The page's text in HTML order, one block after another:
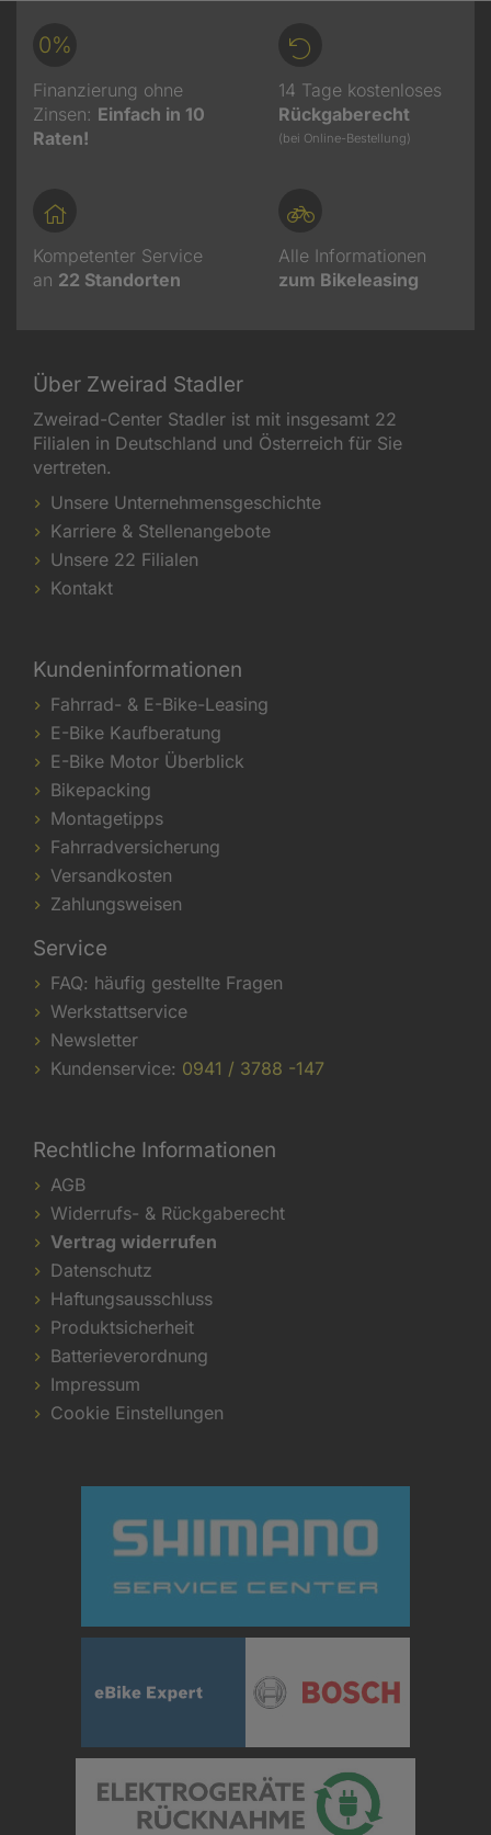
0%
Finanzierung ohne
Zinsen: Einfach in 10
Raten!
14 Tage kostenloses
Rückgaberecht
(bei Online-Bestellung)
Kompetenter Service
an 22 Standorten
Alle Informationen
zum Bikeleasing
Über Zweirad Stadler
Zweirad-Center Stadler ist mit insgesamt 22
Filialen in Deutschland und Österreich für Sie
vertreten.
Unsere Unternehmensgeschichte
Karriere & Stellenangebote
Unsere 22 Filialen
Kontakt
Kundeninformationen
Fahrrad- & E-Bike-Leasing
E-Bike Kaufberatung
E-Bike Motor Überblick
Bikepacking
Montagetipps
Fahrradversicherung
Versandkosten
Zahlungsweisen
Service
FAQ: häufig gestellte Fragen
Werkstattservice
Newsletter
Kundenservice: 0941 / 3788 -147
Rechtliche Informationen
AGB
Widerrufs- & Rückgaberecht
Vertrag widerrufen
Datenschutz
Haftungsausschluss
Produktsicherheit
Batterieverordnung
Impressum
Cookie Einstellungen